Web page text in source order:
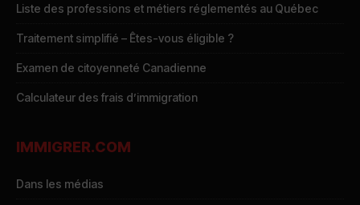
Liste des professions et métiers réglementés au Québec
Traitement simplifié – Êtes-vous éligible ?
Examen de citoyenneté Canadienne
Calculateur des frais d’immigration
IMMIGRER.COM
Dans les médias